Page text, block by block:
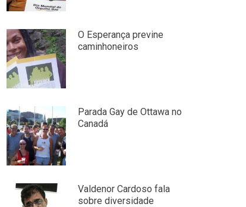
O Esperança previne
caminhoneiros
Parada Gay de Ottawa no
Canadá
Valdenor Cardoso fala
sobre diversidade